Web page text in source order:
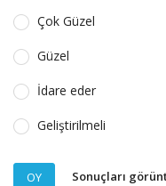
Çok Güzel
Güzel
İdare eder
Geliştirilmeli
OY Sonuçları